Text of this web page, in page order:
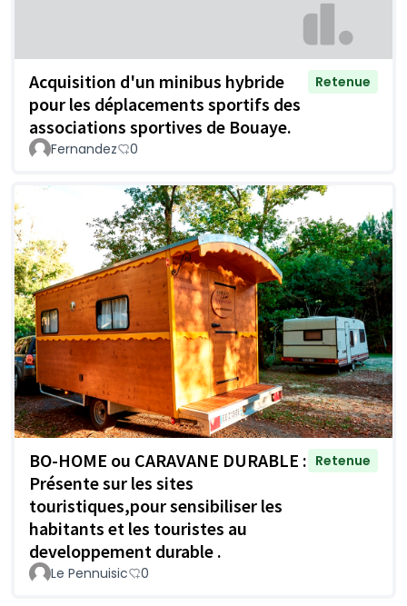
Acquisition d'un minibus hybride
pour les déplacements sportifs des
associations sportives de Bouaye.
Retenue
Fernandez 0
BO-HOME ou CARAVANE DURABLE :
Présente sur les sites
touristiques,pour sensibiliser les
habitants et les touristes au
developpement durable .
Retenue
Le Pennuisic 0